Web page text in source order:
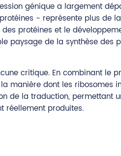
génique a largement
- représente plus de
protéines et le
paysage de la synthèse des
critique. En combinant le
dont les ribosomes
de la traduction, permettant
réellement produites.